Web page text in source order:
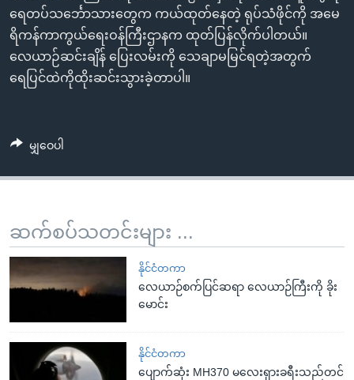
ရေတပ်သင်္ဘောသားတွေက ကယ်ထုတ်နေတဲ့ ရုပ်သံဖိုင်ကို အမေ
ရိကန်ကာကွယ်ရေးဝန်ကြီးဌာနက ထုတ်ပြန်လိုက်ပါတယ်။
လေယာဉ်ဆင်းချိန် ပြေးလမ်းကို သေချာမမြင်ရတဲ့အတွက်
ရေပြင်ထဲကိုထိုးဆင်းသွားခဲ့တာပါ။
မျှဝေပါ
ဆက်စပ်သတင်းများ ...
နိုင်ငံတကာ
လေယာဉ်စက်ပြင်ဆရာ လေယာဉ်ကြီးကို ခိုး
မောင်း
နိုင်ငံတကာ
ပျောက်ဆုံး MH370 မလေးရှားခရီးသည်တင်